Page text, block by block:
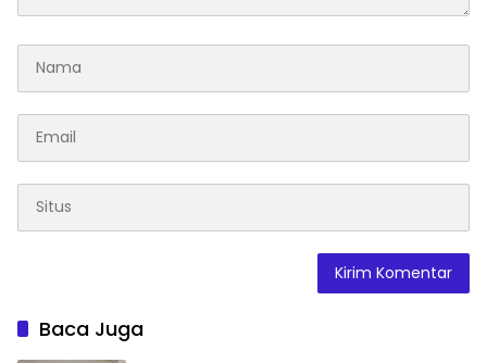
Baca Juga